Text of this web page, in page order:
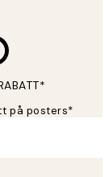
på posters*